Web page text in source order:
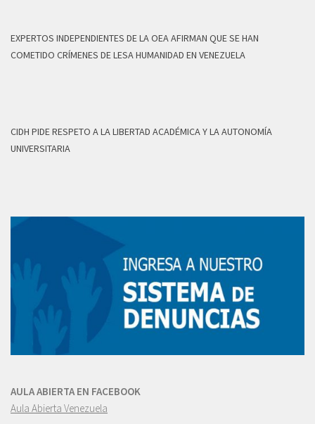
EXPERTOS INDEPENDIENTES DE LA OEA AFIRMAN QUE SE HAN
COMETIDO CRÍMENES DE LESA HUMANIDAD EN VENEZUELA
CIDH PIDE RESPETO A LA LIBERTAD ACADÉMICA Y LA AUTONOMÍA
UNIVERSITARIA
AULA ABIERTA EN FACEBOOK
Aula Abierta Venezuela